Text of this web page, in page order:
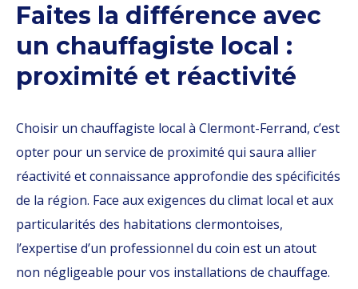
Faites la différence avec
un chauffagiste local :
proximité et réactivité
Choisir un chauffagiste local à Clermont-Ferrand, c’est
opter pour un service de proximité qui saura allier
réactivité et connaissance approfondie des spécificités
de la région. Face aux exigences du climat local et aux
particularités des habitations clermontoises,
l’expertise d’un professionnel du coin est un atout
non négligeable pour vos installations de chauffage.